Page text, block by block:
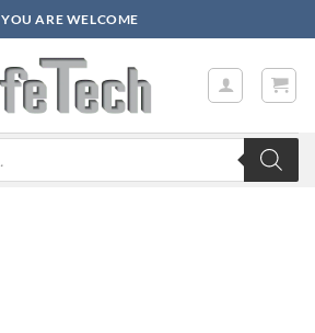
YOU ARE WELCOME